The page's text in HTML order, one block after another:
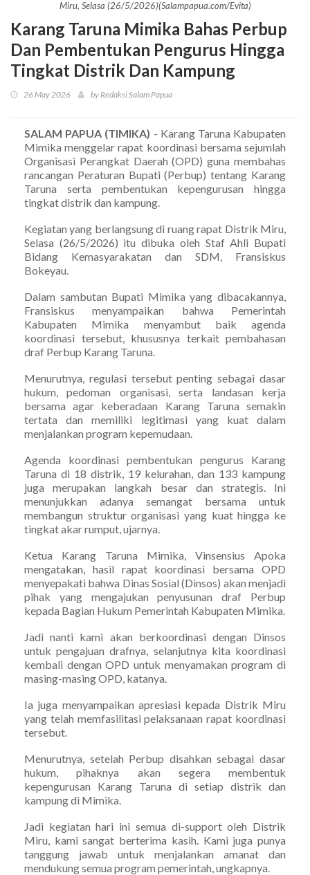
Miru, Selasa (26/5/2026)(Salampapua.com/Evita)
Karang Taruna Mimika Bahas Perbup
Dan Pembentukan Pengurus Hingga
Tingkat Distrik Dan Kampung
26 May 2026 by Redaksi Salam Papua
SALAM PAPUA (TIMIKA) - Karang Taruna Kabupaten
Mimika menggelar rapat koordinasi bersama sejumlah
Organisasi Perangkat Daerah (OPD) guna membahas
rancangan Peraturan Bupati (Perbup) tentang Karang
Taruna serta pembentukan kepengurusan hingga
tingkat distrik dan kampung.
Kegiatan yang berlangsung di ruang rapat Distrik Miru,
Selasa (26/5/2026) itu dibuka oleh Staf Ahli Bupati
Bidang Kemasyarakatan dan SDM, Fransiskus
Bokeyau.
Dalam sambutan Bupati Mimika yang dibacakannya,
Fransiskus menyampaikan bahwa Pemerintah
Kabupaten Mimika menyambut baik agenda
koordinasi tersebut, khususnya terkait pembahasan
draf Perbup Karang Taruna.
Menurutnya, regulasi tersebut penting sebagai dasar
hukum, pedoman organisasi, serta landasan kerja
bersama agar keberadaan Karang Taruna semakin
tertata dan memiliki legitimasi yang kuat dalam
menjalankan program kepemudaan.
Agenda koordinasi pembentukan pengurus Karang
Taruna di 18 distrik, 19 kelurahan, dan 133 kampung
juga merupakan langkah besar dan strategis. Ini
menunjukkan adanya semangat bersama untuk
membangun struktur organisasi yang kuat hingga ke
tingkat akar rumput, ujarnya.
Ketua Karang Taruna Mimika, Vinsensius Apoka
mengatakan, hasil rapat koordinasi bersama OPD
menyepakati bahwa Dinas Sosial (Dinsos) akan menjadi
pihak yang mengajukan penyusunan draf Perbup
kepada Bagian Hukum Pemerintah Kabupaten Mimika.
Jadi nanti kami akan berkoordinasi dengan Dinsos
untuk pengajuan drafnya, selanjutnya kita koordinasi
kembali dengan OPD untuk menyamakan program di
masing-masing OPD, katanya.
Ia juga menyampaikan apresiasi kepada Distrik Miru
yang telah memfasilitasi pelaksanaan rapat koordinasi
tersebut.
Menurutnya, setelah Perbup disahkan sebagai dasar
hukum, pihaknya akan segera membentuk
kepengurusan Karang Taruna di setiap distrik dan
kampung di Mimika.
Jadi kegiatan hari ini semua di-support oleh Distrik
Miru, kami sangat berterima kasih. Kami juga punya
tanggung jawab untuk menjalankan amanat dan
mendukung semua program pemerintah, ungkapnya.